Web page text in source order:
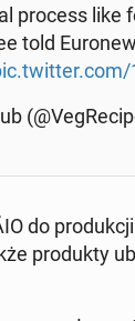
process like
told
do
pro­duk­ty